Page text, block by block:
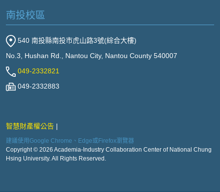
南投校區
540 南投縣南投市虎山路3號(綜合大樓)
No.3, Hushan Rd., Nantou City, Nantou County 540007
049-2332821
049-2332883
智慧財產權公告
建議使用Google Chrome、Edge或Firefox瀏覽器
Copyright © 2026 Academia-Industry Collaboration Center of National Chung
Hsing University. All Rights Reserved.